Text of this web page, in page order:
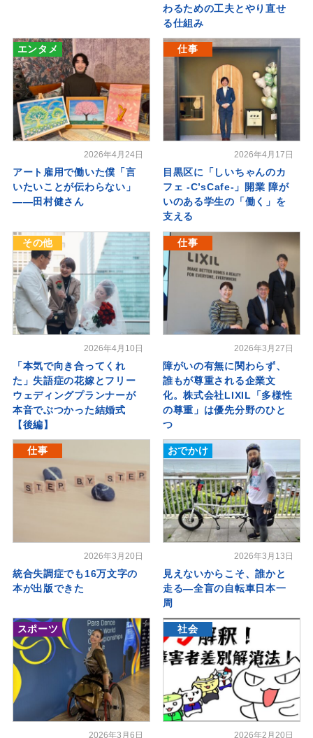
わるための工夫とやり直せ
る仕組み
エンタメ
2026年4月24日
アート雇用で働いた僕「言
いたいことが伝わらない」
――田村健さん
仕事
2026年4月17日
目黒区に「しいちゃんのカ
フェ -C’sCafe-」開業 障が
いのある学生の「働く」を
支える
その他
2026年4月10日
「本気で向き合ってくれ
た」失語症の花嫁とフリー
ウェディングプランナーが
本音でぶつかった結婚式
【後編】
仕事
2026年3月27日
障がいの有無に関わらず、
誰もが尊重される企業文
化。株式会社LIXIL「多様性
の尊重」は優先分野のひと
つ
仕事
2026年3月20日
統合失調症でも16万文字の
本が出版できた
おでかけ
2026年3月13日
見えないからこそ、誰かと
走る―全盲の自転車日本一
周
スポーツ
2026年3月6日
社会
2026年2月20日